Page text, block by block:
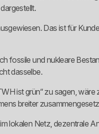
Das ist für
fossile und nukleare
dasselbe.
ist grün“ zu sagen,
breiter
lokalen Netz, dezentrale